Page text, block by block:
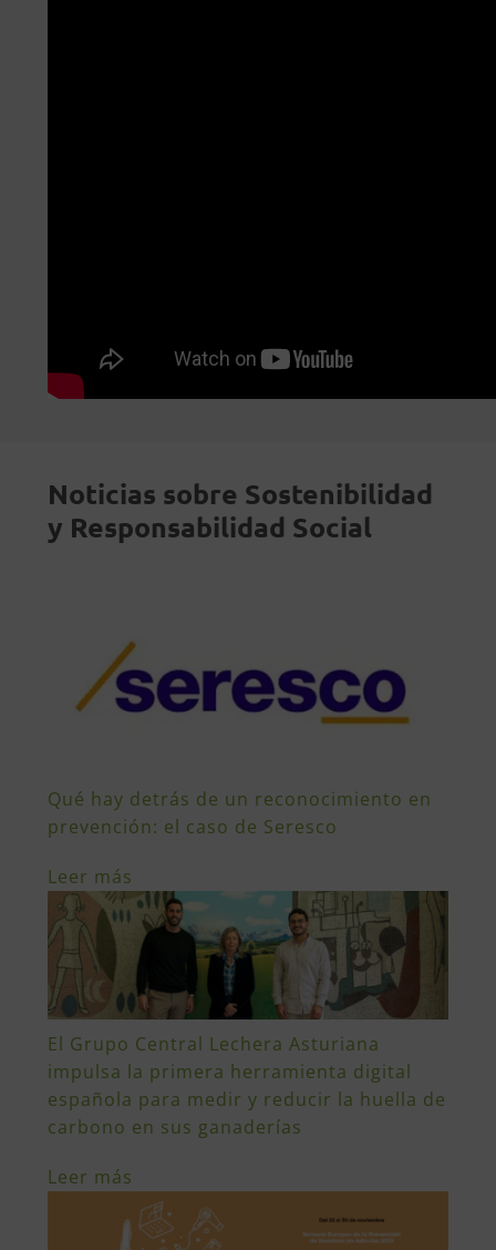
Noticias sobre Sostenibilidad
y Responsabilidad Social
Qué hay detrás de un reconocimiento en
prevención: el caso de Seresco
Leer más
El Grupo Central Lechera Asturiana
impulsa la primera herramienta digital
española para medir y reducir la huella de
carbono en sus ganaderías
Leer más